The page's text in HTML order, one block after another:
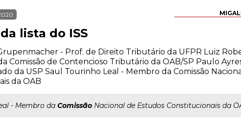
lista do ISS
- Prof. de Direito Tributário da UFPR Luiz
Comissão de Contencioso Tributário da OAB/SP Paulo
da USP Saul Tourinho Leal - Membro da Comissão
da OAB
- Membro da Comissão Nacional de Estudos Constitucionais da